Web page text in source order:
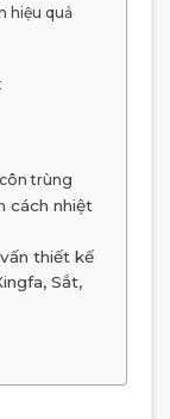
hiệu quả
trùng
cách nhiệt
thiết kế
Sắt,